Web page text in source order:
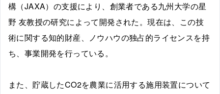
構（JAXA）の支援により、創業者である九州大学の星
野 友教授の研究によって開発された。現在は、この技
術に関する知的財産、ノウハウの独占的ライセンスを持
ち、事業開発を行っている。
また、貯蔵したCO2を農業に活用する施用装置について